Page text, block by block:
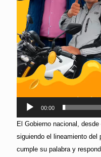
00:00
El Gobierno nacional,
siguiendo el lineamiento del
cumple su palabra y